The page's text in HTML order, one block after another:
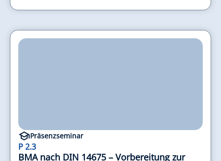
Präsenzseminar
P 2.3
BMA nach DIN 14675 – Vorbereitung zur